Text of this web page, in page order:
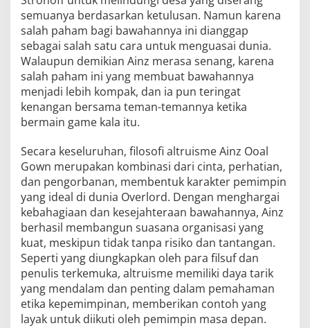
semuanya berdasarkan ketulusan. Namun karena
salah paham bagi bawahannya ini dianggap
sebagai salah satu cara untuk menguasai dunia.
Walaupun demikian Ainz merasa senang, karena
salah paham ini yang membuat bawahannya
menjadi lebih kompak, dan ia pun teringat
kenangan bersama teman-temannya ketika
bermain game kala itu.
Secara keseluruhan, filosofi altruisme Ainz Ooal
Gown merupakan kombinasi dari cinta, perhatian,
dan pengorbanan, membentuk karakter pemimpin
yang ideal di dunia Overlord. Dengan menghargai
kebahagiaan dan kesejahteraan bawahannya, Ainz
berhasil membangun suasana organisasi yang
kuat, meskipun tidak tanpa risiko dan tantangan.
Seperti yang diungkapkan oleh para filsuf dan
penulis terkemuka, altruisme memiliki daya tarik
yang mendalam dan penting dalam pemahaman
etika kepemimpinan, memberikan contoh yang
layak untuk diikuti oleh pemimpin masa depan.